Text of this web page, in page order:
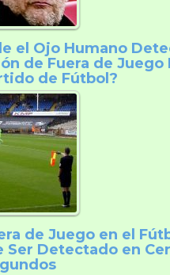
el Ojo Humano
de Fuera de Juego
de Fútbol?
de Juego en el
Ser Detectado en